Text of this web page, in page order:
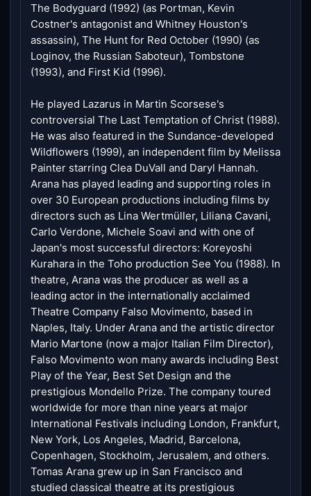
The Bodyguard (1992) (as Portman, Kevin
Costner's antagonist and Whitney Houston's
assassin), The Hunt for Red October (1990) (as
Loginov, the Russian Saboteur), Tombstone
(1993), and First Kid (1996).
He played Lazarus in Martin Scorsese's
controversial The Last Temptation of Christ (1988).
He was also featured in the Sundance-developed
Wildflowers (1999), an independent film by Melissa
Painter starring Clea DuVall and Daryl Hannah.
Arana has played leading and supporting roles in
over 30 European productions including films by
directors such as Lina Wertmüller, Liliana Cavani,
Carlo Verdone, Michele Soavi and with one of
Japan's most successful directors: Koreyoshi
Kurahara in the Toho production See You (1988). In
theatre, Arana was the producer as well as a
leading actor in the internationally acclaimed
Theatre Company Falso Movimento, based in
Naples, Italy. Under Arana and the artistic director
Mario Martone (now a major Italian Film Director),
Falso Movimento won many awards including Best
Play of the Year, Best Set Design and the
prestigious Mondello Prize. The company toured
worldwide for more than nine years at major
International Festivals including London, Frankfurt,
New York, Los Angeles, Madrid, Barcelona,
Copenhagen, Stockholm, Jerusalem, and others.
Tomas Arana grew up in San Francisco and
studied classical theatre at its prestigious